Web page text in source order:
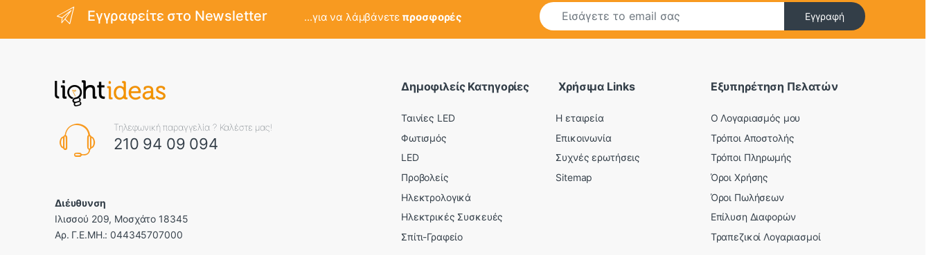
Εγγραφείτε στο Newsletter ...για να λάμβάνετε προσφορές
E
m
a
Εγγραφή
Τηλεφωνική παραγγελία ? Καλέστε μας!
210 94 09 094
Διέυθυνση
Ιλισσού 209, Μοσχάτο 18345
Αρ. Γ.Ε.ΜΗ.: 044345707000
Δημοφιλείς Κατηγορίες
Ταινίες LED
Φωτισμός
LED
Προβολείς
Ηλεκτρολογικά
Ηλεκτρικές Συσκευές
Σπίτι-Γραφείο
Χρήσιμα Links
Η εταιρεία
Επικοινωνία
Συχνές ερωτήσεις
Sitemap
Εξυπηρέτηση Πελατών
O Λογαριασμός μου
Τρόποι Αποστολής
Τρόποι Πληρωμής
Όροι Χρήσης
Όροι Πωλήσεων
Επίλυση Διαφορών
Τραπεζικοί Λογαριασμοί